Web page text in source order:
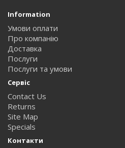
Information
Умови оплати
Про компанію
Доставка
Послуги
Послуги та умови
Сервіс
Contact Us
Returns
Site Map
Specials
Контакти